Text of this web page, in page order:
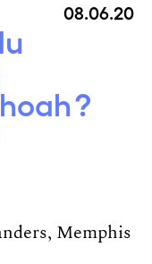
08.06.20
?
Memphis